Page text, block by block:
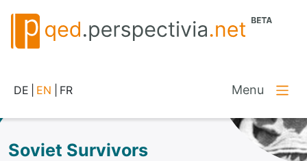
DE EN FR Menu
Soviet Survivors